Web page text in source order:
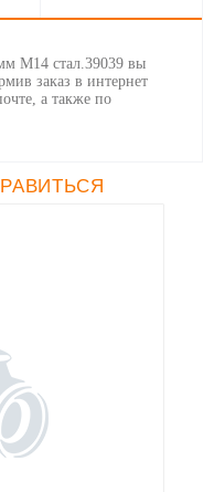
М14 стал.39039 вы
заказ в интернет
а также по